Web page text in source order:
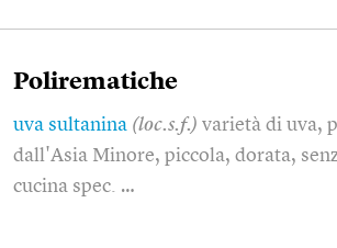
Polirematiche
uva sultanina (loc.s.f.) varietà di uva,
dall'Asia Minore, piccola, dorata,
cucina spec. …